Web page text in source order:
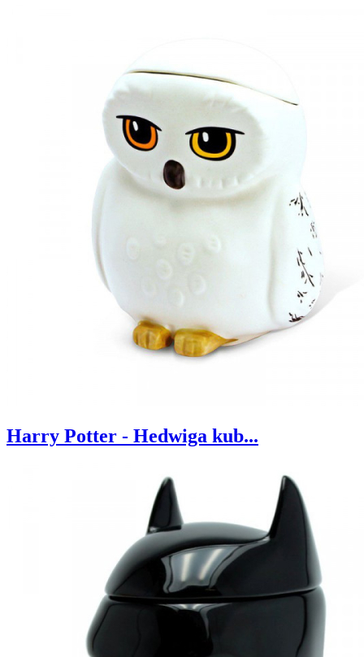
Harry Potter - Hedwiga kub...